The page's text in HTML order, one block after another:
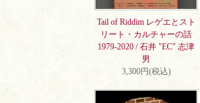
Tail of Riddim レゲエとスト
リート・カルチャーの話
1979-2020 / 石井 "EC" 志津
男
3,300円(税込)